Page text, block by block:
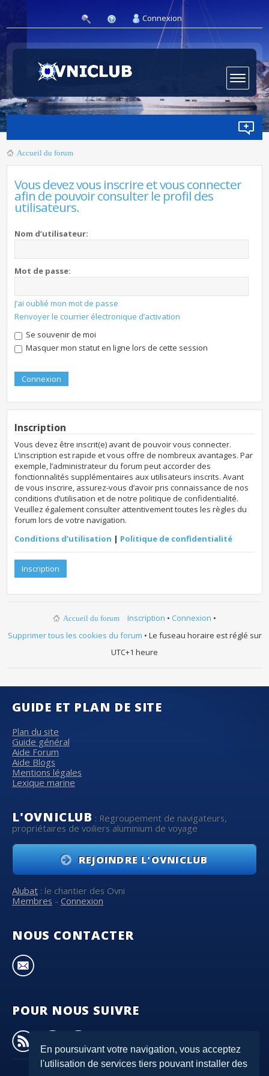
En poursuivant votre navigation, vous acceptez
l'utilisation de services tiers pouvant installer des
Connexion
Accueil du forum
Vous devez vous inscrire et vous connecter
afin de pouvoir consulter le profil des
utilisateurs.
Nom d’utilisateur:
Mot de passe:
J’ai oublié mon mot de passe
Renvoyer le courrier électronique d’activation
Se souvenir de moi
Masquer mon statut en ligne lors de cette session
Inscription
Vous devez être inscrit(e) avant de pouvoir vous connecter.
L’inscription est rapide et vous offre de nombreux avantages. Par
exemple, l’administrateur du forum peut accorder des
fonctionnalités supplémentaires aux utilisateurs inscrits. Avant
de vous inscrire, assurez-vous d’avoir pris connaissance de nos
conditions d’utilisation et de notre politique de confidentialité.
Veuillez également consulter attentivement toutes les règles du
forum lors de votre navigation.
Conditions d’utilisation | Politique de confidentialité
Inscription
Accueil du forum Inscription • Connexion •
Supprimer tous les cookies du forum • Le fuseau horaire est réglé sur
UTC+1 heure
GUIDE ET PLAN DE SITE
Plan du site
Guide général
Aide Forum
Aide Blogs
Mentions légales
Lexique marine
L'OVNICLUB : Regroupement de navigateurs,
propriétaires de voiliers aluminium de voyage
REJOINDRE L'OVNICLUB
Alubat : le chantier des Ovni
Membres - Connexion
NOUS CONTACTER
POUR NOUS SUIVRE